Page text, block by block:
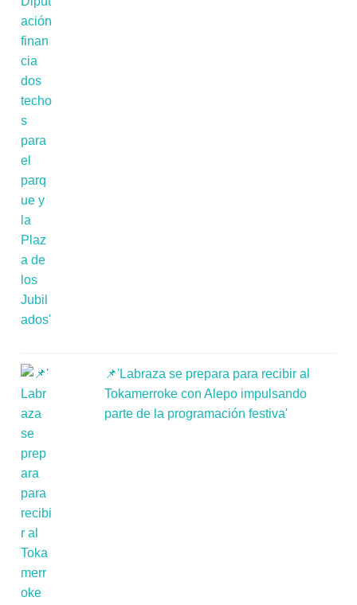
📌'Labraza se prepara para recibir al
Tokamerroke con Alepo impulsando
parte de la programación festiva'